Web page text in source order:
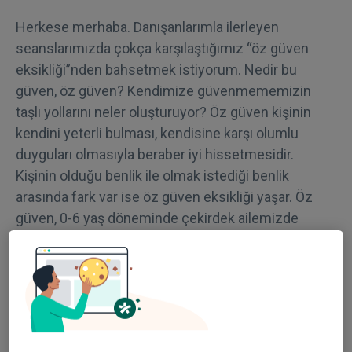
Herkese merhaba. Danışanlarımla ilerleyen
seanslarımızda çokça karşılaştığımız “öz güven
eksikliği”nden bahsetmek istiyorum. Nedir bu
güven, öz güven? Kendimize güvenmememizin
taşlı yollarını neler oluşturuyor? Öz güven kişinin
kendini yeterli bulması, kendisine karşı olumlu
duyguları olmasıyla beraber iyi hissetmesidir.
Kişinin olduğu benlik ile olmak istediği benlik
arasında fark var ise öz güven eksikliği yaşar. Öz
güven, 0-6 yaş döneminde çekirdek ailemizde
Özellikle 0 ile 2 yaş arasındaki dönemde çocuk anne
ve babasına bağımlı olarak ihtiyaçlarını karşılar.
Böylelikle bu dönemde ‘değerli’ olduğu hissi
çocukta oluşmaya başlar. Çocuk ile doğumdan